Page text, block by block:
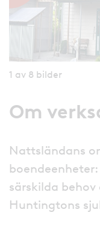
1 av 8 bilder
Om
Nattsländans
särskilda
Huntingtons